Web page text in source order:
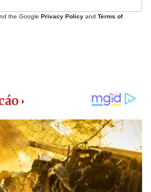
the Google Privacy Policy and Terms of